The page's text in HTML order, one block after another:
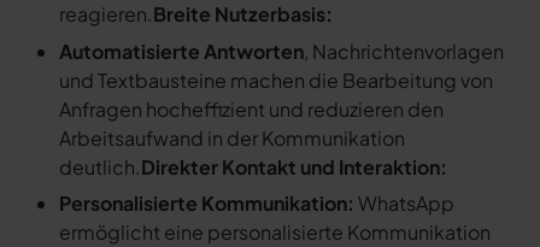
reagieren.Breite Nutzerbasis:
Automatisierte Antworten, Nachrichtenvorlagen
und Textbausteine machen die Bearbeitung von
Anfragen hocheffizient und reduzieren den
Arbeitsaufwand in der Kommunikation
deutlich.Direkter Kontakt und Interaktion:
Personalisierte Kommunikation: WhatsApp
ermöglicht eine personalisierte Kommunikation